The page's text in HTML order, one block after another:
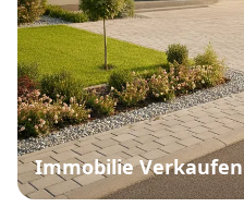
Immobilie Verkaufen